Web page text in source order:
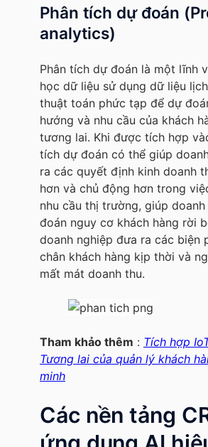
Phân tích dự đoán
analytics)
Phân tích dự đoán là một lĩnh
học dữ liệu sử dụng dữ liệu
thuật toán phức tạp để dự
hướng và nhu cầu của khách
tương lai. Khi được tích hợp
tích dự đoán có thể giúp
ra các quyết định kinh doanh
hơn và chủ động hơn trong
nhu cầu thị trường, giúp
đoán nguy cơ khách hàng rời
doanh nghiệp đưa ra các biện
chân khách hàng kịp thời và
mất mát doanh thu.
Tham khảo thêm : Tích hợp
Tương lai của quản lý khách
minh
Các nền tảng